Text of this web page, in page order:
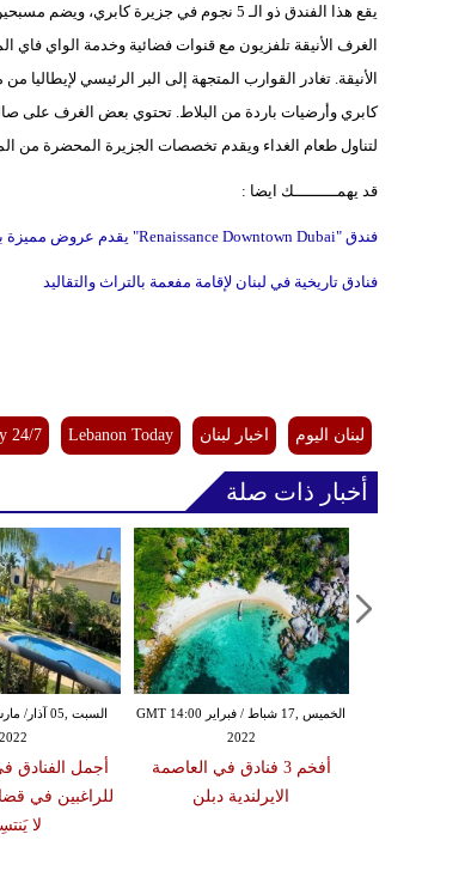
يقع هذا الفندق ذو الـ 5 نجوم في جزيرة
الأنيقة. تغادر القوارب المتجهة إلى البر الرئيسي لإيطاليا
كابري وأرضيات باردة من البلاط. تحتوي بعض الغرف على
لتناول طعام الغداء ويقدم تخصصات الجزيرة المحضرة من
قد يهمـــــــــك ايضا :
فندق "Renaissance Downtown Dubai" يقدم عروض مميزة بمناسبة عيد الفطر
فنادق تاريخية في لبنان لإقامة مفعمة بالتراث والتقاليد ​
لبنان اليوم اخبار لبنان Lebanon Today
24/7
أخبار ذات صلة
2022
أجمل الفنادق
للراغبين في
لا
الخميس ,17 شباط / فبراير GMT 14:00
2022
أفخم 3 فنادق في العاصمة
الايرلندية دبلن